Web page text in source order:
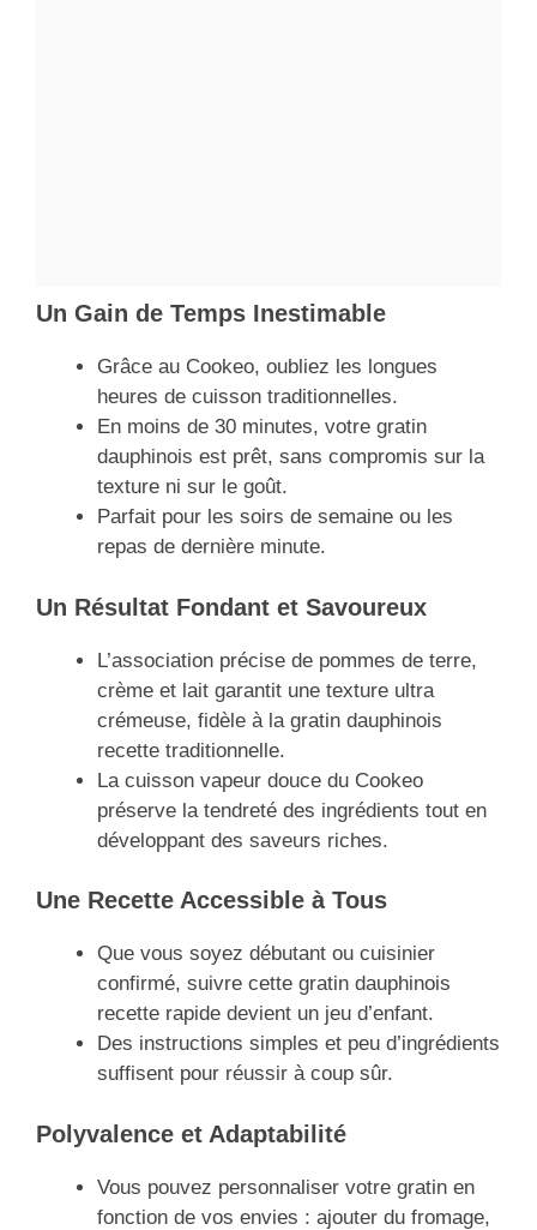
Un Gain de Temps Inestimable
Grâce au Cookeo, oubliez les longues
heures de cuisson traditionnelles.
En moins de 30 minutes, votre gratin
dauphinois est prêt, sans compromis sur la
texture ni sur le goût.
Parfait pour les soirs de semaine ou les
repas de dernière minute.
Un Résultat Fondant et Savoureux
L’association précise de pommes de terre,
crème et lait garantit une texture ultra
crémeuse, fidèle à la gratin dauphinois
recette traditionnelle.
La cuisson vapeur douce du Cookeo
préserve la tendreté des ingrédients tout en
développant des saveurs riches.
Une Recette Accessible à Tous
Que vous soyez débutant ou cuisinier
confirmé, suivre cette gratin dauphinois
recette rapide devient un jeu d’enfant.
Des instructions simples et peu d’ingrédients
suffisent pour réussir à coup sûr.
Polyvalence et Adaptabilité
Vous pouvez personnaliser votre gratin en
fonction de vos envies : ajouter du fromage,